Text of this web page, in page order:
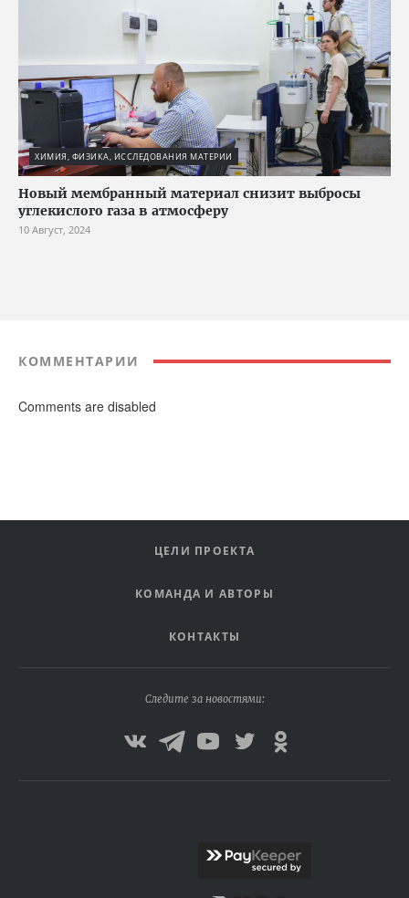
ХИМИЯ, ФИЗИКА, ИССЛЕДОВАНИЯ МАТЕРИИ
Новый мембранный материал снизит выбросы
углекислого газа в атмосферу
10 Август, 2024
КОММЕНТАРИИ
Comments are disabled
ЦЕЛИ ПРОЕКТА
КОМАНДА И АВТОРЫ
КОНТАКТЫ
Следите за новостями: